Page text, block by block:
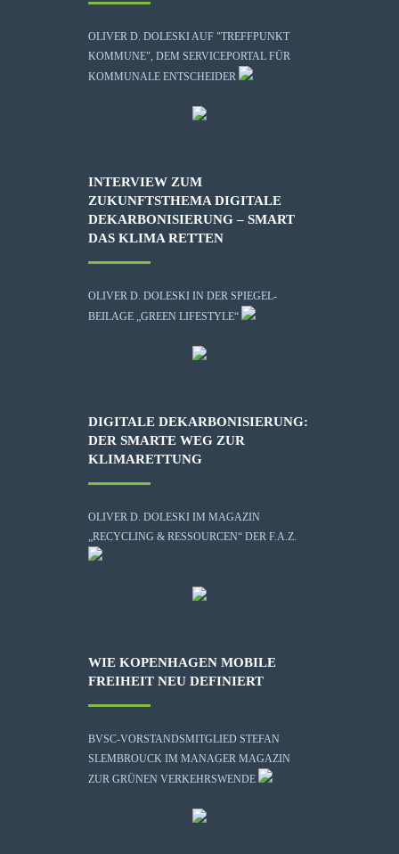
OLIVER D. DOLESKI AUF "TREFFPUNKT
KOMMUNE", DEM SERVICEPORTAL FÜR
KOMMUNALE ENTSCHEIDER
INTERVIEW ZUM
ZUKUNFTSTHEMA DIGITALE
DEKARBONISIERUNG – SMART
DAS KLIMA RETTEN
OLIVER D. DOLESKI IN DER SPIEGEL-
BEILAGE „GREEN LIFESTYLE“
DIGITALE DEKARBONISIERUNG:
DER SMARTE WEG ZUR
KLIMARETTUNG
OLIVER D. DOLESKI IM MAGAZIN
„RECYCLING & RESSOURCEN“ DER F.A.Z.
WIE KOPENHAGEN MOBILE
FREIHEIT NEU DEFINIERT
BVSC-VORSTANDSMITGLIED STEFAN
SLEMBROUCK IM MANAGER MAGAZIN
ZUR GRÜNEN VERKEHRSWENDE